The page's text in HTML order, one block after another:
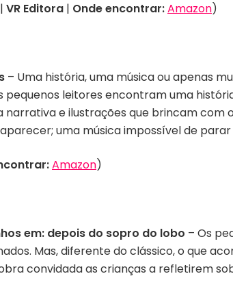
VR Editora | Onde encontrar:Amazon)
– Uma história, uma música ou apenas
pequenos leitores encontram uma
e ilustrações que brincam com
uma música impossível de
Amazon)
em: depois do sopro do lobo – Os
Mas, diferente do clássico, o que
convidada as crianças a refletirem